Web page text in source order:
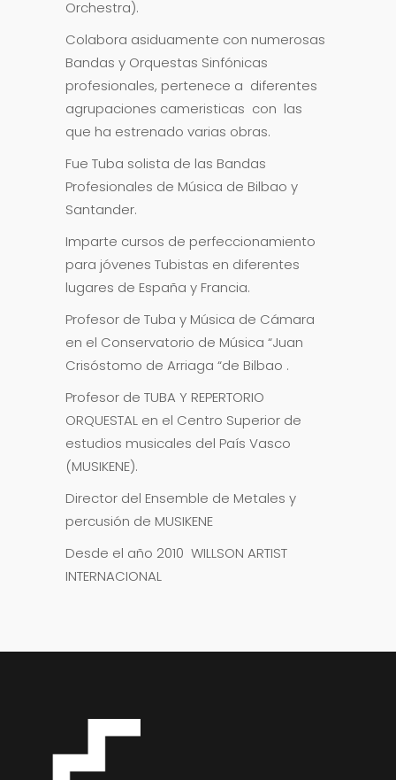
Orchestra).
Colabora asiduamente con numerosas
Bandas y Orquestas Sinfónicas
profesionales, pertenece a diferentes
agrupaciones cameristicas con las
que ha estrenado varias obras.
Fue Tuba solista de las Bandas
Profesionales de Música de Bilbao y
Santander.
Imparte cursos de perfeccionamiento
para jóvenes Tubistas en diferentes
lugares de España y Francia.
Profesor de Tuba y Música de Cámara
en el Conservatorio de Música “Juan
Crisóstomo de Arriaga “de Bilbao .
Profesor de TUBA Y REPERTORIO
ORQUESTAL en el Centro Superior de
estudios musicales del País Vasco
(MUSIKENE).
Director del Ensemble de Metales y
percusión de MUSIKENE
Desde el año 2010 WILLSON ARTIST
INTERNACIONAL